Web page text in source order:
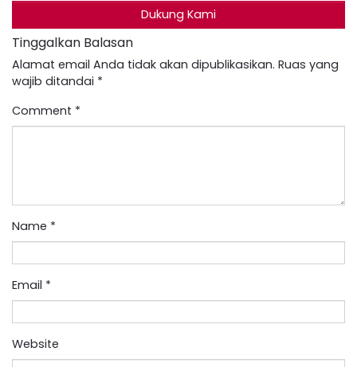
Dukung Kami
Tinggalkan Balasan
Alamat email Anda tidak akan dipublikasikan. Ruas yang
wajib ditandai *
Comment *
Name *
Email *
Website